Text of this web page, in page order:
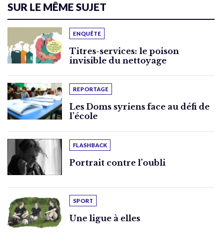
SUR LE MÊME SUJET
ENQUÊTE
Titres-services: le poison
invisible du nettoyage
REPORTAGE
Les Doms syriens face au défi de
l’école
FLASHBACK
Portrait contre l’oubli
SPORT
Une ligue à elles